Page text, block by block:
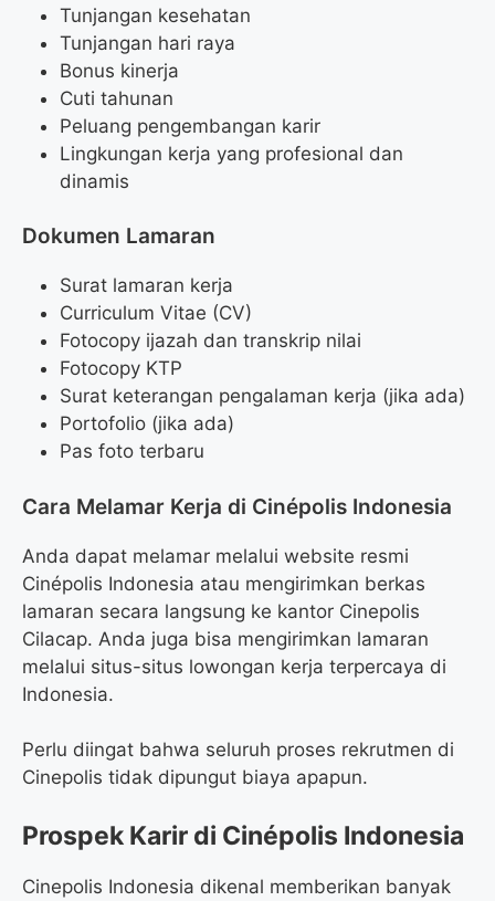
Tunjangan kesehatan
Tunjangan hari raya
Bonus kinerja
Cuti tahunan
Peluang pengembangan karir
Lingkungan kerja yang profesional dan
dinamis
Dokumen Lamaran
Surat lamaran kerja
Curriculum Vitae (CV)
Fotocopy ijazah dan transkrip nilai
Fotocopy KTP
Surat keterangan pengalaman kerja (jika ada)
Portofolio (jika ada)
Pas foto terbaru
Cara Melamar Kerja di Cinépolis Indonesia
Anda dapat melamar melalui website resmi
Cinépolis Indonesia atau mengirimkan berkas
lamaran secara langsung ke kantor Cinepolis
Cilacap. Anda juga bisa mengirimkan lamaran
melalui situs-situs lowongan kerja terpercaya di
Indonesia.
Perlu diingat bahwa seluruh proses rekrutmen di
Cinepolis tidak dipungut biaya apapun.
Prospek Karir di Cinépolis Indonesia
Cinepolis Indonesia dikenal memberikan banyak